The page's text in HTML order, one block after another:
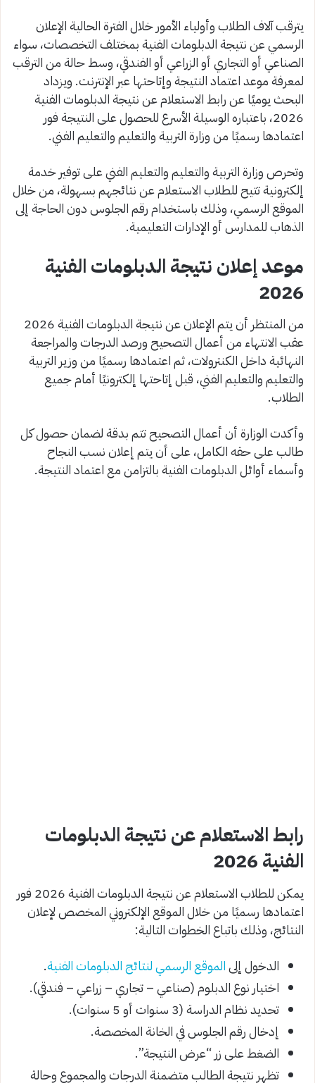
يترقب آلاف الطلاب وأولياء الأمور خلال الفترة الحالية الإعلان
الرسمي عن نتيجة الدبلومات الفنية بمختلف التخصصات، سواء
الصناعي أو التجاري أو الزراعي أو الفندقي، وسط حالة من الترقب
لمعرفة موعد اعتماد النتيجة وإتاحتها عبر الإنترنت. ويزداد
البحث يوميًا عن رابط الاستعلام عن نتيجة الدبلومات الفنية
2026، باعتباره الوسيلة الأسرع للحصول على النتيجة فور
اعتمادها رسميًا من وزارة التربية والتعليم والتعليم الفني.
وتحرص وزارة التربية والتعليم والتعليم الفني على توفير خدمة
إلكترونية تتيح للطلاب الاستعلام عن نتائجهم بسهولة، من خلال
الموقع الرسمي، وذلك باستخدام رقم الجلوس دون الحاجة إلى
الذهاب للمدارس أو الإدارات التعليمية.
موعد إعلان نتيجة الدبلومات الفنية
2026
من المنتظر أن يتم الإعلان عن نتيجة الدبلومات الفنية 2026
عقب الانتهاء من أعمال التصحيح ورصد الدرجات والمراجعة
النهائية داخل الكنترولات، ثم اعتمادها رسميًا من وزير التربية
والتعليم والتعليم الفني، قبل إتاحتها إلكترونيًا أمام جميع
الطلاب.
وأكدت الوزارة أن أعمال التصحيح تتم بدقة لضمان حصول كل
طالب على حقه الكامل، على أن يتم إعلان نسب النجاح
وأسماء أوائل الدبلومات الفنية بالتزامن مع اعتماد النتيجة.
رابط الاستعلام عن نتيجة الدبلومات
الفنية 2026
يمكن للطلاب الاستعلام عن نتيجة الدبلومات الفنية 2026 فور
اعتمادها رسميًا من خلال الموقع الإلكتروني المخصص لإعلان
النتائج، وذلك باتباع الخطوات التالية:
الدخول إلىالموقع الرسمي لنتائج الدبلومات الفنية.
اختيار نوع الدبلوم (صناعي – تجاري – زراعي – فندقي).
تحديد نظام الدراسة (3 سنوات أو 5 سنوات).
إدخال رقم الجلوس في الخانة المخصصة.
الضغط على زر “عرض النتيجة”.
تظهر نتيجة الطالب متضمنة الدرجات والمجموع وحالة